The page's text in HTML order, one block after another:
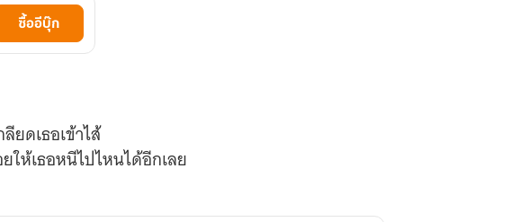
ซื้ออีบุ๊ก
ดเธอเข้าไส้
ห้เธอหนีไปไหนได้อีกเลย